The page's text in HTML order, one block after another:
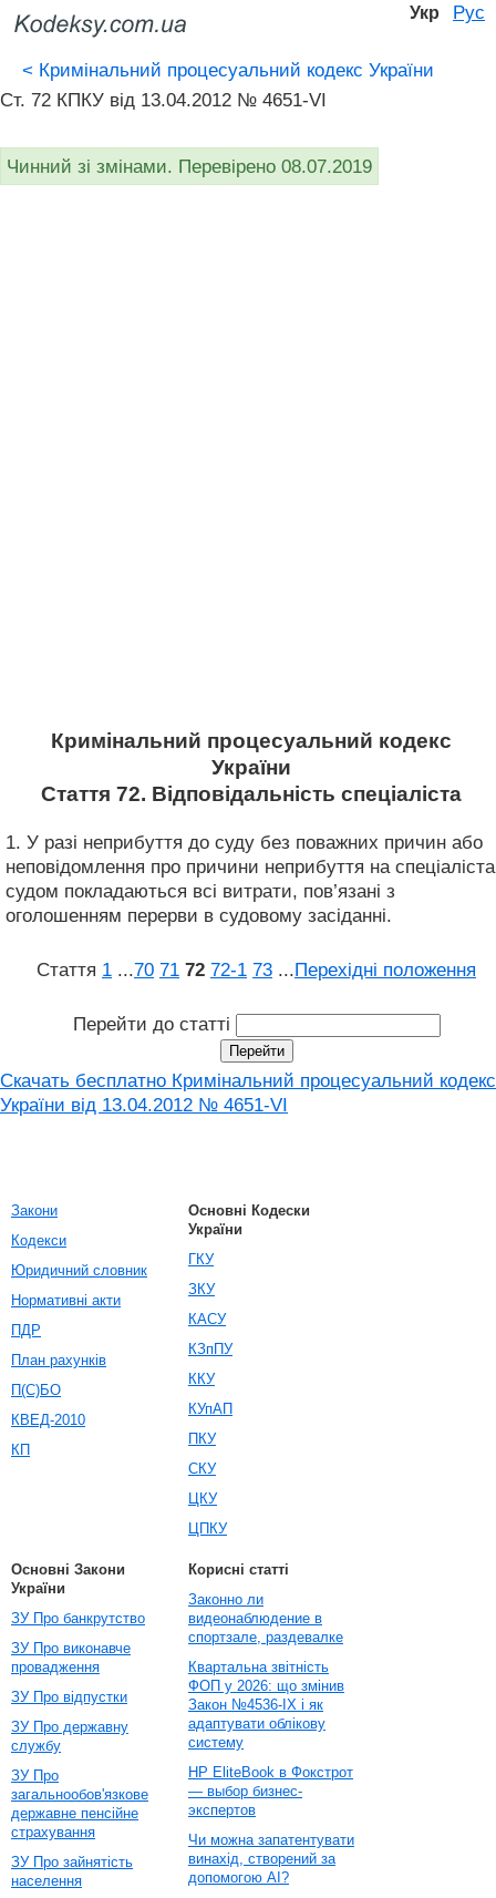
Укр Рус
< Кримінальний процесуальний кодекс України
Ст. 72 КПКУ від 13.04.2012 № 4651-VI
Чинний зі змінами. Перевірено 08.07.2019
Кримінальний процесуальний кодекс
України
Стаття 72. Відповідальність спеціаліста
1. У разі неприбуття до суду без поважних причин або
неповідомлення про причини неприбуття на спеціаліста
судом покладаються всі витрати, пов’язані з
оголошенням перерви в судовому засіданні.
Стаття 1 ...70 71 72 72‑1 73 ...Перехідні положення
Перейти до статті
Скачать бесплатно Кримінальний процесуальний кодекс
України від 13.04.2012 № 4651-VI
Закони
Кодекси
Юридичний словник
Нормативні акти
ПДР
План рахунків
П(С)БО
КВЕД-2010
КП
Основні Кодески
України
ГКУ
ЗКУ
КАСУ
КЗпПУ
ККУ
КУпАП
ПКУ
СКУ
ЦКУ
ЦПКУ
Основні Закони
України
ЗУ Про банкрутство
ЗУ Про виконавче
провадження
ЗУ Про відпустки
ЗУ Про державну
службу
ЗУ Про
загальнообов'язкове
державне пенсійне
страхування
ЗУ Про зайнятість
населення
Корисні статті
Законно ли
видеонаблюдение в
спортзале, раздевалке
Квартальна звітність
ФОП у 2026: що змінив
Закон №4536-IX і як
адаптувати облікову
систему
HP EliteBook в Фокстрот
— выбор бизнес-
экспертов
Чи можна запатентувати
винахід, створений за
допомогою AI?